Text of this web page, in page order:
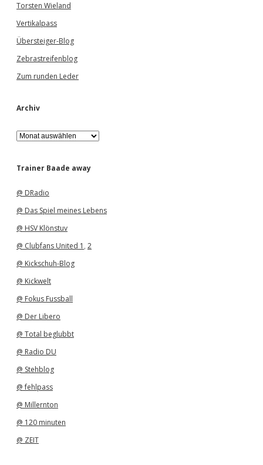
Torsten Wieland
Vertikalpass
Übersteiger-Blog
Zebrastreifenblog
Zum runden Leder
Archiv
A
r
h
Trainer Baade away
@ DRadio
@ Das Spiel meines Lebens
@ HSV Klönstuv
@ Clubfans United 1 , 2
@ Kickschuh-Blog
@ Kickwelt
@ Fokus Fussball
@ Der Libero
@ Total beglubbt
@ Radio DU
@ Stehblog
@ fehlpass
@ Millernton
@ 120 minuten
@ ZEIT